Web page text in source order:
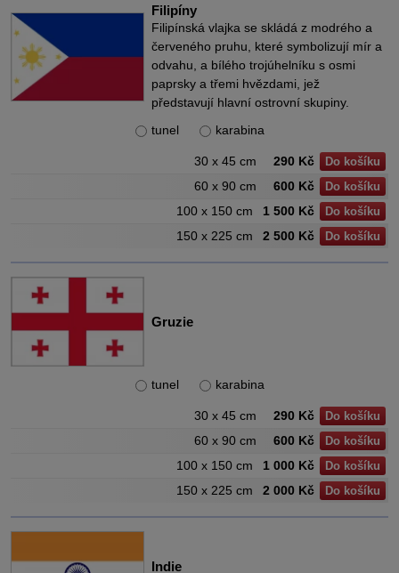
Filipíny
Filipínská vlajka se skládá z modrého a
červeného pruhu, které symbolizují mír a
odvahu, a bílého trojúhelníku s osmi
paprsky a třemi hvězdami, jež
představují hlavní ostrovní skupiny.
tunel
karabina
30 x 45 cm 290 Kč Do košíku
60 x 90 cm 600 Kč Do košíku
100 x 150 cm 1 500 Kč Do košíku
150 x 225 cm 2 500 Kč Do košíku
Gruzie
tunel karabina
30 x 45 cm 290 Kč Do košíku
60 x 90 cm 600 Kč Do košíku
100 x 150 cm 1 000 Kč Do košíku
150 x 225 cm 2 000 Kč Do košíku
Indie